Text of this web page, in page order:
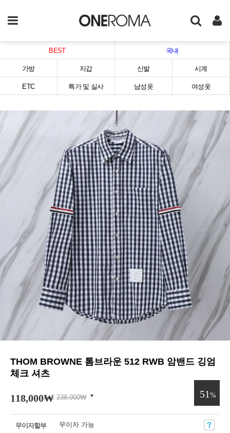
BEST 국내
가방 지갑 신발 시계
ETC 특가 및 실사 남성옷 여성옷
THOM BROWNE 톰브라운 512 RWB 암밴드 깅엄
체크 셔츠
118,000₩ 238,000₩ 51 %
무이자할부 무이자 가능